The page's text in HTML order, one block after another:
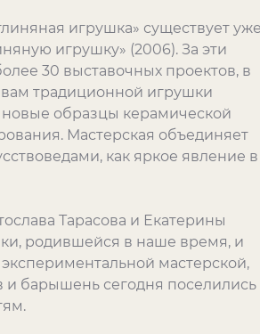
игрушка» существует уже
игрушку» (2006). За эти
30 выставочных проектов, в
традиционной игрушки
новые образцы керамической
Мастерская объединяет
как яркое явление в
Тарасова и Екатерины
родившейся в наше время, и
мастерской,
и барышень сегодня поселились